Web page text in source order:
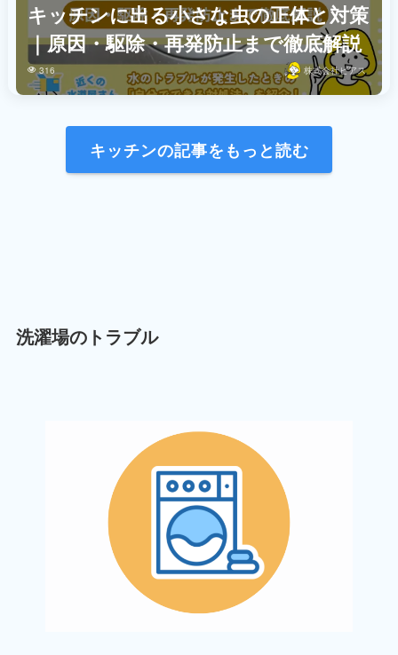
キッチンに出る小さな虫の正体と対策
｜原因・駆除・再発防止まで徹底解説
316 株式会社ビアス
キッチンの記事をもっと読む
洗濯場のトラブル